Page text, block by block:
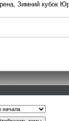
Зимний кубок